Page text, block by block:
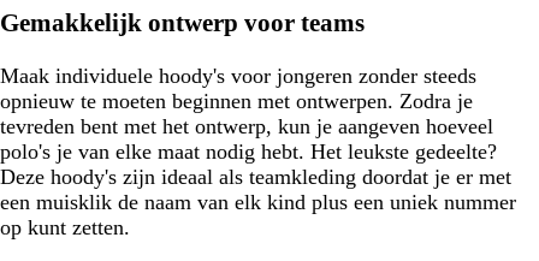
Gemakkelijk ontwerp voor teams
Maak individuele hoody's voor jongeren zonder steeds
opnieuw te moeten beginnen met ontwerpen. Zodra je
tevreden bent met het ontwerp, kun je aangeven hoeveel
polo's je van elke maat nodig hebt. Het leukste gedeelte?
Deze hoody's zijn ideaal als teamkleding doordat je er met
een muisklik de naam van elk kind plus een uniek nummer
op kunt zetten.